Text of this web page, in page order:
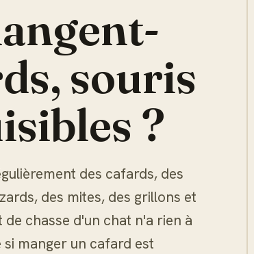
souris
?
des cafards, des
des mites, des grillons et
chasse d'un chat n'a rien à
manger un cafard est